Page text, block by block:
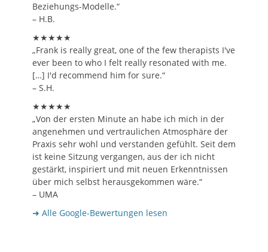
Beziehungs-Modelle.“
– H.B.
★★★★★
„Frank is really great, one of the few therapists I've
ever been to who I felt really resonated with me.
[…] I'd recommend him for sure.“
– S.H.
★★★★★
„Von der ersten Minute an habe ich mich in der
angenehmen und vertraulichen Atmosphäre der
Praxis sehr wohl und verstanden gefühlt. Seit dem
ist keine Sitzung vergangen, aus der ich nicht
gestärkt, inspiriert und mit neuen Erkenntnissen
über mich selbst herausgekommen wäre.“
– UMA
➜ Alle Google-Bewertungen lesen